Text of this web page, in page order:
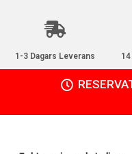
1-3 Dagars Leverans